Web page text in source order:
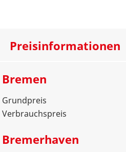
Preisinformationen
Bremen
Grundpreis
Verbrauchspreis
Bremerhaven